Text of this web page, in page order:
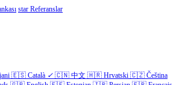
star Referanslar
🇪🇸 Català ✓ 🇨🇳 中文 🇭🇷 Hrvatski 🇨🇿 Čeština